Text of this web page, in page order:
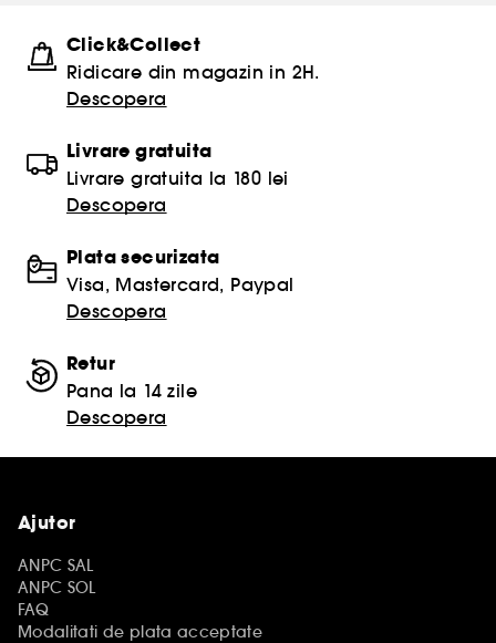
Click&Collect
Ridicare din magazin in 2H.
Descopera
Livrare gratuita
Livrare gratuita la 180 lei
Descopera
Plata securizata
Visa, Mastercard, Paypal
Descopera
Retur
Pana la 14 zile
Descopera
Ajutor
ANPC SAL
ANPC SOL
FAQ
Modalitati de plata acceptate